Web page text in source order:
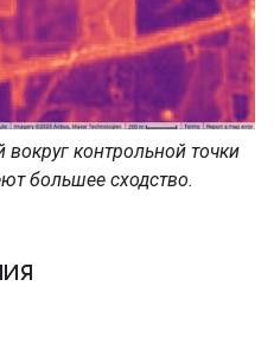
вокруг контрольной точки
большее сходство.